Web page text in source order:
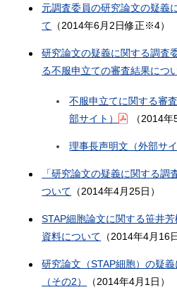
元調査委員の研究論文の疑義
て （2014年6月2日修正※4）
研究論文の疑義に関する調査
る不服申立ての審査結果につ
不服申立てに関する審
部サイト）
（2014
理事長声明文（外部サイ
「研究論文の疑義に関する調
ついて （2014年4月25日）
STAP細胞論文に関する笹井
資料について （2014年4月16
研究論文（STAP細胞）の疑
（その2）
（2014年4月1日）